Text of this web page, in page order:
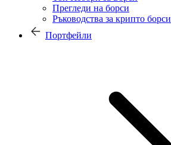
Прегледи на борси
Ръководства за крипто борси
Портфейли